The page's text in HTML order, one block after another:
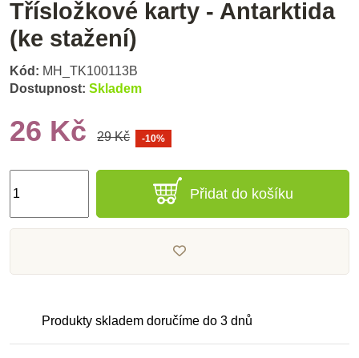
Třísložkové karty - Antarktida
(ke stažení)
Kód: MH_TK100113B
Dostupnost: Skladem
26 Kč 29 Kč -10%
Přidat do košíku
Produkty skladem doručíme do 3 dnů